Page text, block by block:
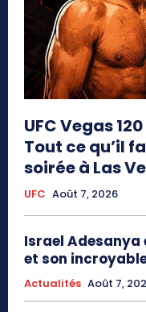
UFC Vegas
Tout ce qu’il
soirée à Las
UFC Août 7, 2026
Israel Adesanya
et son
Actualités Août 7,